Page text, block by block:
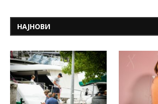
НАЈНОВИ